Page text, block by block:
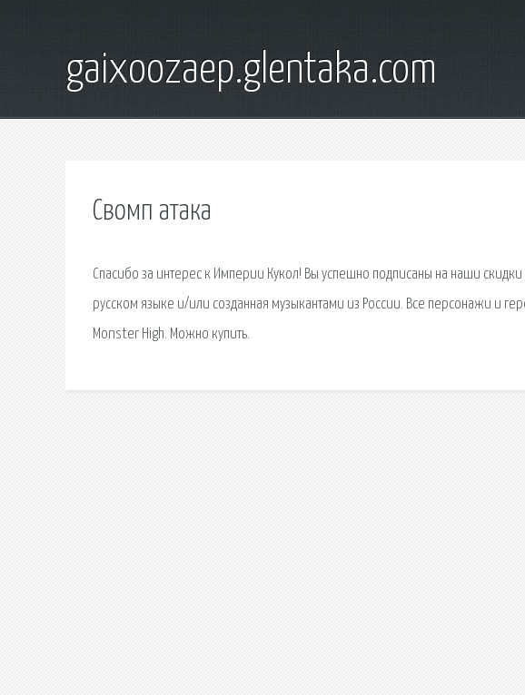
gaixoozaep.glentaka.com
Свомп атака
Спасибо за интерес к Империи Кукол! Вы успешно подписаны на наши
русском языке и/или созданная музыкантами из России. Все персонажи и
Monster High. Можно купить.